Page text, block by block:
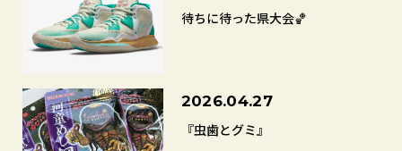
待ちに待った県大会🏀
2026.04.27
『虫歯とグミ』